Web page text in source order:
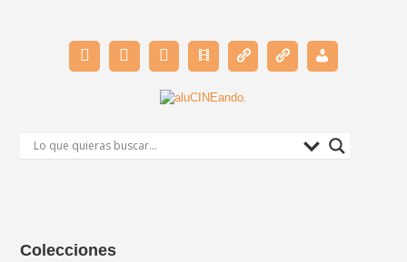
Colecciones